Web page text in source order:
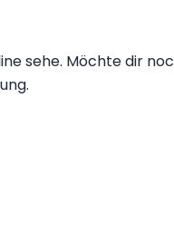
sehe. Möchte dir